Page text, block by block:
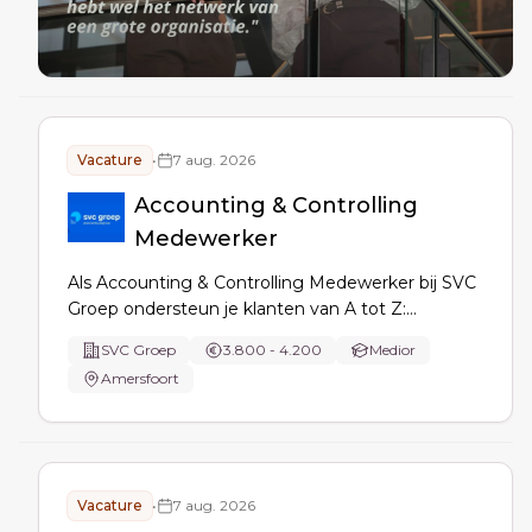
Vacature • 7 aug. 2026
Accounting & Controlling
Medewerker
Als Accounting & Controlling Medewerker bij SVC
Groep ondersteun je klanten van A tot Z:
samenstellen jaarrekening, implementatie en
analyse van administraties, procesverbeteringen
SVC Groep 3.800 - 4.200
Medior
Amersfoort
Vacature • 7 aug. 2026